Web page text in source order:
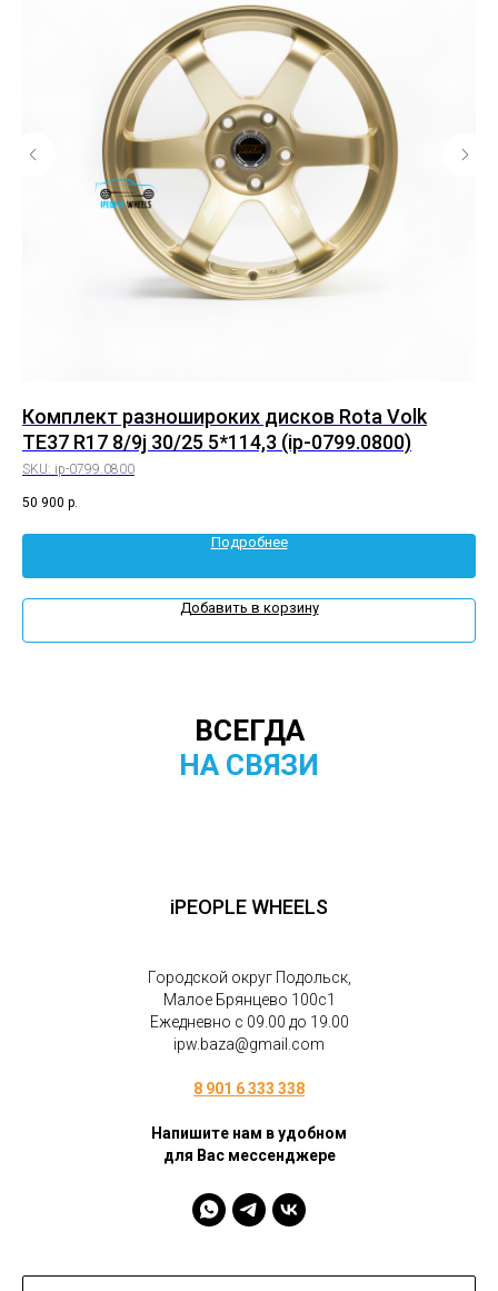
Комплект разношироких дисков Rota Volk
TE37 R17 8/9j 30/25 5*114,3 (ip-0799.0800)
SKU: ip-0799.0800
50 900 р.
Подробнее
Добавить в корзину
ВСЕГДА
НА СВЯЗИ
iPEOPLE WHEELS
Городской округ Подольск,
Малое Брянцево 100с1
Ежедневно с 09.00 до 19.00
ipw.baza@gmail.com
8 901 6 333 338
Напишите нам в удобном
для Вас мессенджере